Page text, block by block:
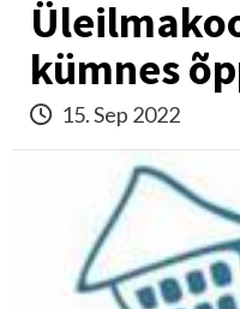
kümnes
15. Sep 2022